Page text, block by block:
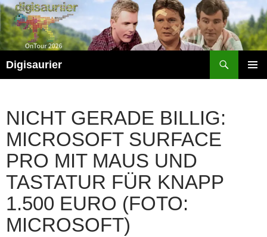
Zum
Inhalt
springen
Digisaurier
NICHT GERADE BILLIG:
MICROSOFT SURFACE
PRO MIT MAUS UND
TASTATUR FÜR KNAPP
1.500 EURO (FOTO:
MICROSOFT)